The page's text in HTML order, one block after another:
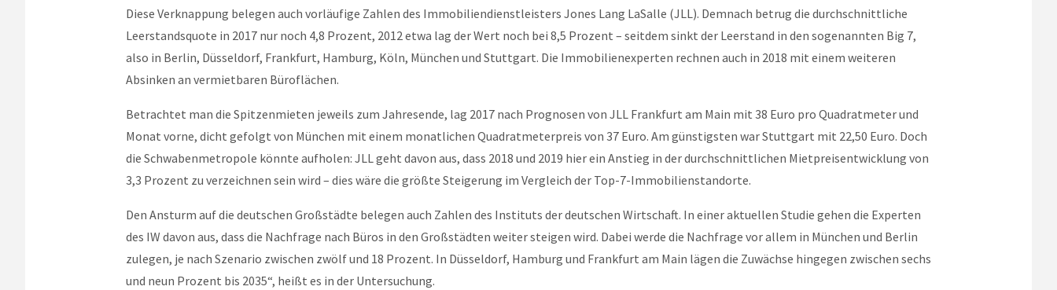
Diese Verknappung belegen auch vorläufige Zahlen des Immobiliendienstleisters Jones Lang LaSalle (JLL). Demnach betrug die durchschnittliche
Leerstandsquote in 2017 nur noch 4,8 Prozent, 2012 etwa lag der Wert noch bei 8,5 Prozent – seitdem sinkt der Leerstand in den sogenannten Big 7,
also in Berlin, Düsseldorf, Frankfurt, Hamburg, Köln, München und Stuttgart. Die Immobilienexperten rechnen auch in 2018 mit einem weiteren
Absinken an vermietbaren Büroflächen.
Betrachtet man die Spitzenmieten jeweils zum Jahresende, lag 2017 nach Prognosen von JLL Frankfurt am Main mit 38 Euro pro Quadratmeter und
Monat vorne, dicht gefolgt von München mit einem monatlichen Quadratmeterpreis von 37 Euro. Am günstigsten war Stuttgart mit 22,50 Euro. Doch
die Schwabenmetropole könnte aufholen: JLL geht davon aus, dass 2018 und 2019 hier ein Anstieg in der durchschnittlichen Mietpreisentwicklung von
3,3 Prozent zu verzeichnen sein wird – dies wäre die größte Steigerung im Vergleich der Top-7-Immobilienstandorte.
Den Ansturm auf die deutschen Großstädte belegen auch Zahlen des Instituts der deutschen Wirtschaft. In einer aktuellen Studie gehen die Experten
des IW davon aus, dass die Nachfrage nach Büros in den Großstädten weiter steigen wird. Dabei werde die Nachfrage vor allem in München und Berlin
zulegen, je nach Szenario zwischen zwölf und 18 Prozent. In Düsseldorf, Hamburg und Frankfurt am Main lägen die Zuwächse hingegen zwischen sechs
und neun Prozent bis 2035“, heißt es in der Untersuchung.